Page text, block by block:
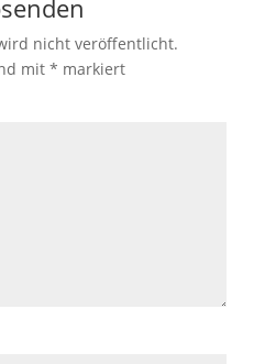
nicht veröffentlicht.
mit * markiert